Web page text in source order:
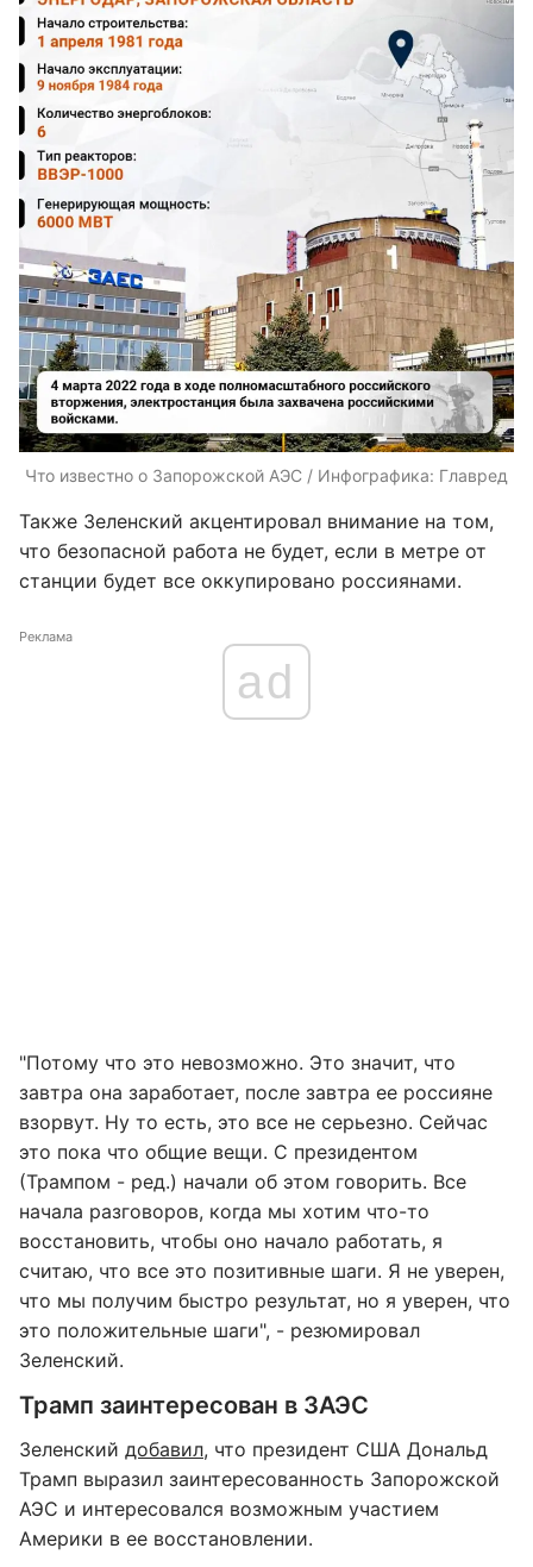
Что известно о Запорожской АЭС / Инфографика: Главред
Также Зеленский акцентировал внимание на том,
что безопасной работа не будет, если в метре от
станции будет все оккупировано россиянами.
Реклама
ad
"Потому что это невозможно. Это значит, что
завтра она заработает, после завтра ее россияне
взорвут. Ну то есть, это все не серьезно. Сейчас
это пока что общие вещи. С президентом
(Трампом - ред.) начали об этом говорить. Все
начала разговоров, когда мы хотим что-то
восстановить, чтобы оно начало работать, я
считаю, что все это позитивные шаги. Я не уверен,
что мы получим быстро результат, но я уверен, что
это положительные шаги", - резюмировал
Зеленский.
Трамп заинтересован в ЗАЭС
Зеленский добавил, что президент США Дональд
Трамп выразил заинтересованность Запорожской
АЭС и интересовался возможным участием
Америки в ее восстановлении.